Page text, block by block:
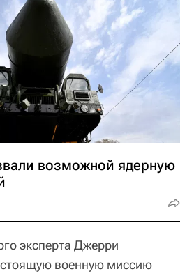
возможной ядерную
эксперта Джерри
военную миссию